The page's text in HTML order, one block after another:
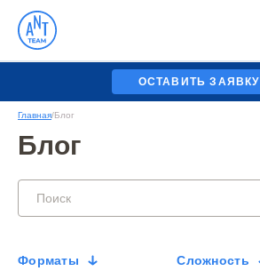
ОСТАВИТЬ ЗАЯВКУ
Главная/Блог
Блог
Форматы
Сложноcть